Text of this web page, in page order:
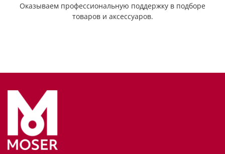
Оказываем профессиональную поддержку в подборе
товаров и аксессуаров.